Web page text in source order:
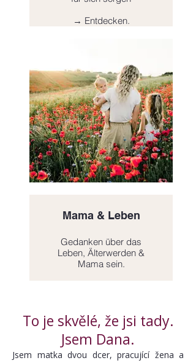
→ Entdecken.
Mama & Leben
Gedanken über das
Leben, Älterwerden &
Mama sein.
Click here
To je skvělé, že jsi tady.
Jsem Dana.
Jsem matka dvou dcer, pracující žena a